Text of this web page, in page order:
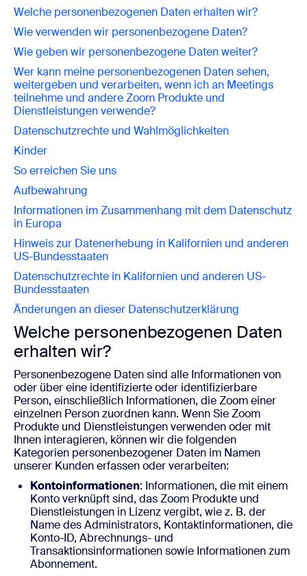
Welche personenbezogenen Daten erhalten wir?
Wie verwenden wir personenbezogene Daten?
Wie geben wir personenbezogene Daten weiter?
Wer kann meine personenbezogenen Daten sehen,
weitergeben und verarbeiten, wenn ich an Meetings
teilnehme und andere Zoom Produkte und
Dienstleistungen verwende?
Datenschutzrechte und Wahlmöglichkeiten
Kinder
So erreichen Sie uns
Aufbewahrung
Informationen im Zusammenhang mit dem Datenschutz
in Europa
Hinweis zur Datenerhebung in Kalifornien und anderen
US-Bundesstaaten
Datenschutzrechte in Kalifornien und anderen US-
Bundesstaaten
Änderungen an dieser Datenschutzerklärung
Welche personenbezogenen Daten
erhalten wir?
Personenbezogene Daten sind alle Informationen von
oder über eine identifizierte oder identifizierbare
Person, einschließlich Informationen, die Zoom einer
einzelnen Person zuordnen kann. Wenn Sie Zoom
Produkte und Dienstleistungen verwenden oder mit
Ihnen interagieren, können wir die folgenden
Kategorien personenbezogener Daten im Namen
unserer Kunden erfassen oder verarbeiten:
Kontoinformationen: Informationen, die mit einem
Konto verknüpft sind, das Zoom Produkte und
Dienstleistungen in Lizenz vergibt, wie z. B. der
Name des Administrators, Kontaktinformationen, die
Konto-ID, Abrechnungs- und
Transaktionsinformationen sowie Informationen zum
Abonnement.